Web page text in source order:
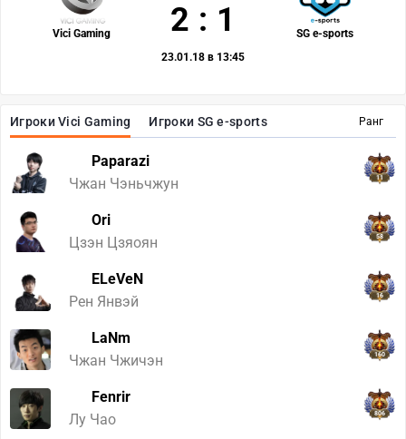
Ранг
Игроки Vici Gaming Игроки SG e-sports
Paparazi
Чжан Чэньчжун
11
Ori
Цзэн Цзяоян
58
ELeVeN
Рен Янвэй
16
LaNm
Чжан Чжичэн
160
Fenrir
Лу Чао
806
Vici Gaming SG e-sports
2 : 1
23.01.18 в 13:45